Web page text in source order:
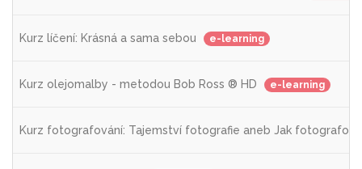
Kurz líčení: Krásná a sama sebou e-learning
Kurz olejomalby - metodou Bob Ross ® HD e-learning
Kurz fotografování: Tajemství fotografie aneb Jak